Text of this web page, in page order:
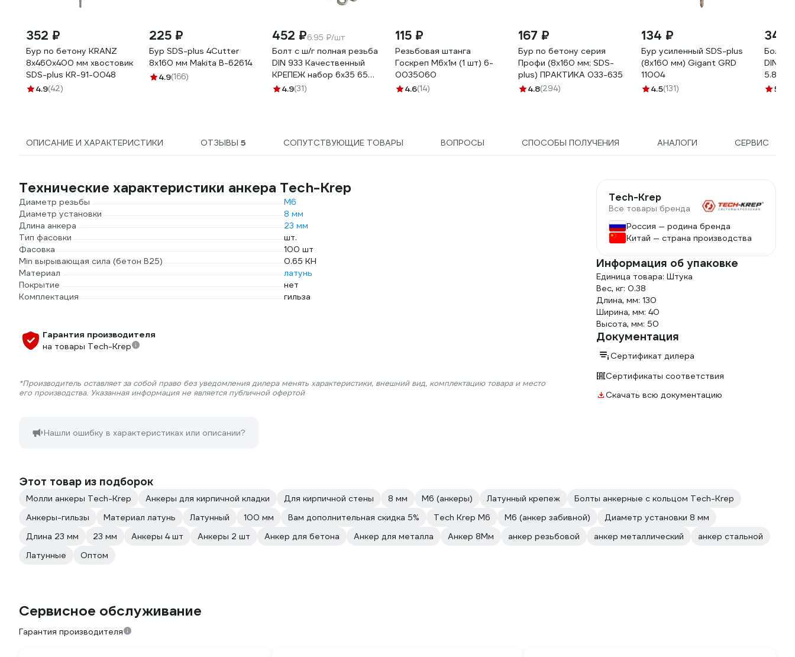
352 ₽
Бур по бетону KRANZ
8x460x400 мм хвостовик
SDS-plus KR-91-0048
4.9(42)
225 ₽
Бур SDS-plus 4Cutter
8x160 мм Makita B-62614
4.9(166)
452 ₽6.95 ₽/шт
Болт с ш/г полная резьба
DIN 933 Качественный
КРЕПЕЖ набор 6х35 65
шт 0301013 КЧ
4.9(31)
115 ₽
Резьбовая штанга
Госкреп М6х1м (1 шт) 6-
0035060
4.6(14)
167 ₽
Бур по бетону серия
Профи (8х160 мм; SDS-
plus) ПРАКТИКА 033-635
4.8(294)
134 ₽
Бур усиленный SDS-plus
(8х160 мм) Gigant GRD
11004
4.5(131)
34 ₽
Болт
DIN
5.8,
5
ОПИСАНИЕ И ХАРАКТЕРИСТИКИ ОТЗЫВЫ5 СОПУТСТВУЮЩИЕ ТОВАРЫ ВОПРОСЫ СПОСОБЫ ПОЛУЧЕНИЯ АНАЛОГИ СЕРВИС
Технические характеристики анкера Tech-Krep
Диаметр резьбы
М6
Диаметр установки
8 мм
Длина анкера
23 мм
Тип фасовки
шт.
Фасовка
100 шт
Min вырывающая сила (бетон B25)
0.65 КН
Материал
латунь
Покрытие
нет
Комплектация
гильза
Гарантия производителя
на товары Tech-Krep
*Производитель оставляет за собой право без уведомления дилера менять характеристики, внешний вид, комплектацию товара и место
его производства. Указанная информация не является публичной офертой
Нашли ошибку в характеристиках или описании?
Tech-Krep
Все товары бренда
Россия — родина бренда
Китай — страна производства
Информация об упаковке
Единица товара: Штука
Вес, кг: 0.38
Длина, мм: 130
Ширина, мм: 40
Высота, мм: 50
Документация
Сертификат дилера
Сертификаты соответствия
Скачать всю документацию
Этот товар из подборок
Молли анкеры Tech-Krep Анкеры для кирпичной кладки Для кирпичной стены 8 мм М6 (анкеры) Латунный крепеж
Болты анкерные с кольцом Tech-Krep
Анкеры-гильзы
Материал латунь Латунный 100 мм Вам дополнительная скидка 5% Tech Krep М6 М6 (анкер забивной)
Диаметр установки 8 мм
Длина 23 мм
23 мм Анкеры 4 шт Анкеры 2 шт Анкер для бетона Анкер для металла Анкер 8Мм анкер резьбовой анкер металлический
анкер стальной
Латунные
Оптом
Сервисное обслуживание
Гарантия производителя